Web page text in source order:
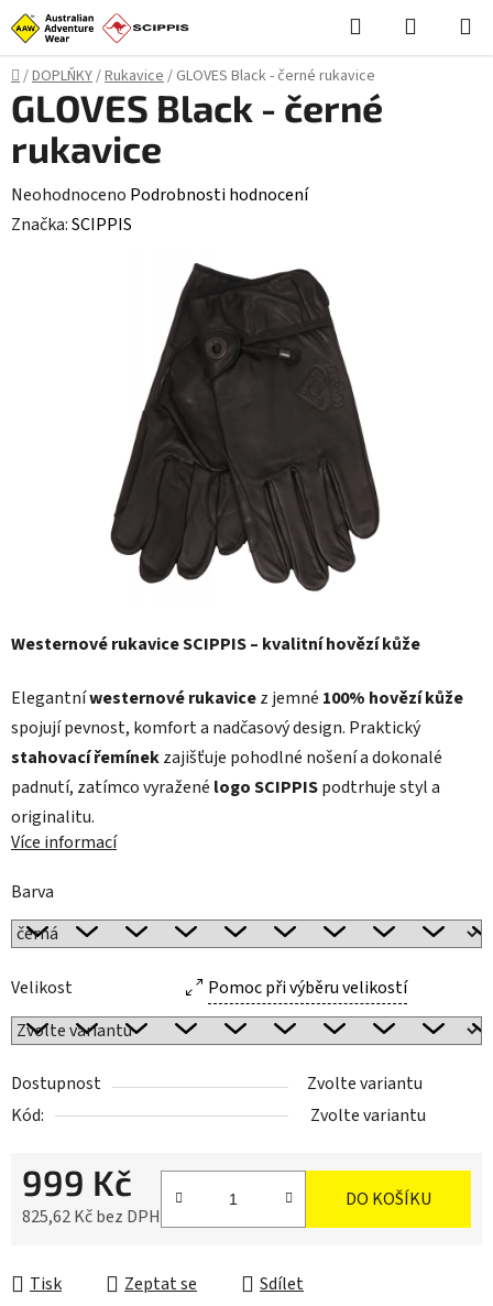
Přejít
na
obsah
Hledat
KOŠÍK
Domů
/DOPLŇKY/Rukavice/ GLOVES Black - černé rukavice
Westernové rukavice SCIPPIS – kvalitní hovězí kůže
Elegantníwesternové rukavicez jemné 100% hovězí kůže
spojují pevnost, komfort a nadčasový design. Praktický
stahovací řemínekzajišťuje pohodlné nošení a dokonalé
padnutí, zatímco vyražené logo SCIPPISpodtrhuje styl a
originalitu.
Více informací
Barva
Velikost Pomoc při výběru velikostí
Dostupnost
Zvolte variantu
Kód:
Zvolte variantu
999 Kč
825,62 Kč bez DPH
DO KOŠÍKU
Tisk Zeptat se Sdílet
GLOVES Black - černé
rukavice
Průměrné
hodnocení
Neohodnoceno Podrobnosti hodnocení
Značka:SCIPPIS